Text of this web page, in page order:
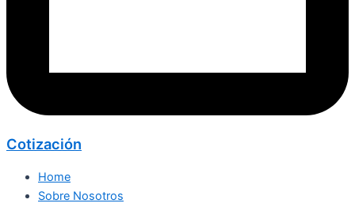
Cotización
Home
Sobre Nosotros